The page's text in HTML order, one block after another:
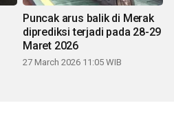
Puncak arus balik di Merak
diprediksi terjadi pada 28-29
Maret 2026
27 March 2026 11:05 WIB